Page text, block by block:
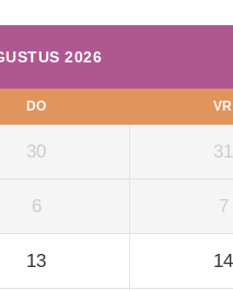
2026
DO VR
30 31
6 7
13 14